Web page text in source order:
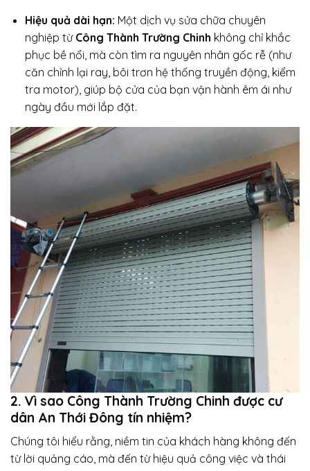
Hiệu quả dài hạn: Một dịch vụ sửa chữa chuyên
nghiệp từ Công Thành Trường Chinh không chỉ khắc
phục bề nổi, mà còn tìm ra nguyên nhân gốc rễ (như
căn chỉnh lại ray, bôi trơn hệ thống truyền động, kiểm
tra motor), giúp bộ cửa của bạn vận hành êm ái như
ngày đầu mới lắp đặt.
2. Vì sao Công Thành Trường Chinh được cư
dân An Thới Đông tín nhiệm?
Chúng tôi hiểu rằng, niềm tin của khách hàng không đến
từ lời quảng cáo, mà đến từ hiệu quả công việc và thái